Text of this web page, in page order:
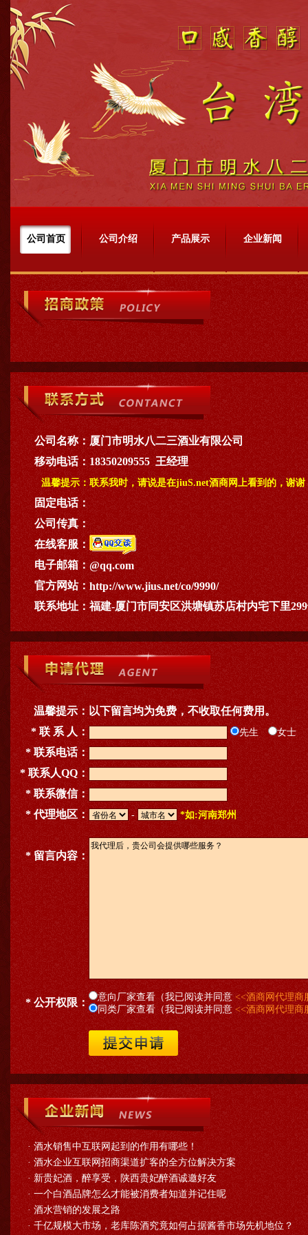
公司首页 公司介绍 产品展示 企业新闻
公司名称： 厦门市明水八二三酒业有限公司
移动电话： 18350209555 王经理
温馨提示： 联系我时，请说是在jiuS.net酒商网上看到的，谢谢
固定电话：
公司传真：
在线客服：
电子邮箱： @qq.com
官方网站： http://www.jius.net/co/9990/
联系地址：福建-厦门市同安区洪塘镇苏店村内宅下里
温馨提示： 以下留言均为免费，不收取任何费用。
* 联 系 人：
先生 女士
* 联系电话：
* 联系人QQ：
* 联系微信：
* 代理地区：
- *如:河南郑州
* 留言内容：
* 公开权限： 意向厂家查看（我已阅读并同意 <<酒商网代理商
同类厂家查看（我已阅读并同意 <<酒商网代理商
· 酒水销售中互联网起到的作用有哪些！
· 酒水企业互联网招商渠道扩客的全方位解决方案
· 新贵妃酒，醉享受，陕西贵妃醉酒诚邀好友
· 一个白酒品牌怎么才能被消费者知道并记住呢
· 酒水营销的发展之路
· 千亿规模大市场，老库陈酒究竟如何占据酱香市场先机地位？